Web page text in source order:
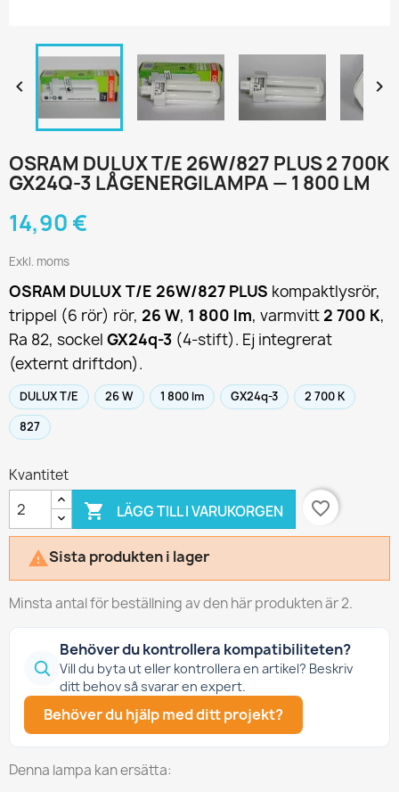
 
OSRAM DULUX T/E 26W/827 PLUS 2 700K
GX24Q-3 LÅGENERGILAMPA — 1 800 LM
14,90 €
Exkl. moms
OSRAM DULUX T/E 26W/827 PLUS kompaktlysrör,
trippel (6 rör) rör, 26 W, 1 800 lm, varmvitt 2 700 K,
Ra 82, sockel GX24q-3 (4-stift). Ej integrerat
(externt driftdon).
DULUX T/E 26 W 1 800 lm GX24q-3
2 700 K
827
Kvantitet
 LÄGG TILL I VARUKORGEN favorite_border
Sista produkten i lager
Minsta antal för beställning av den här produkten är 2.
Behöver du kontrollera kompatibiliteten?
Vill du byta ut eller kontrollera en artikel? Beskriv
ditt behov så svarar en expert.
Behöver du hjälp med ditt projekt?
Denna lampa kan ersätta: